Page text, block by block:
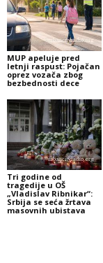
MUP apeluje pred
letnji raspust: Pojačan
oprez vozača zbog
bezbednosti dece
Tri godine od
tragedije u OŠ
„Vladislav Ribnikar“:
Srbija se seća žrtava
masovnih ubistava